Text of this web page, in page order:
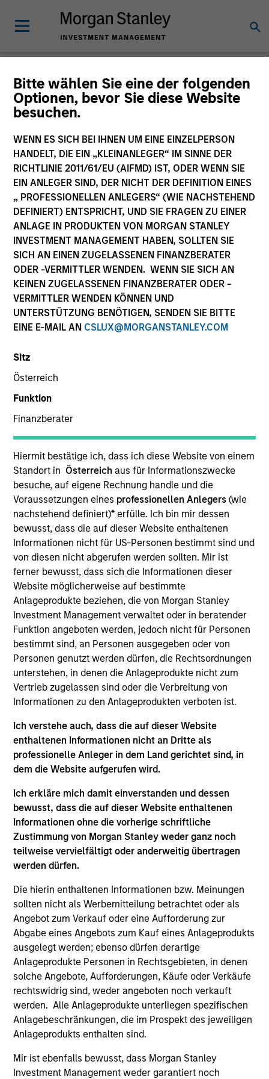
Bitte wählen Sie eine der folgenden
Optionen, bevor Sie diese Website
besuchen.
WENN ES SICH BEI IHNEN UM EINE EINZELPERSON
HANDELT, DIE EIN „KLEINANLEGER“ IM SINNE DER
RICHTLINIE 2011/61/EU (AIFMD) IST, ODER WENN SIE
EIN ANLEGER SIND, DER NICHT DER DEFINITION EINES
„ PROFESSIONELLEN ANLEGERS“ (WIE NACHSTEHEND
DEFINIERT) ENTSPRICHT, UND SIE FRAGEN ZU EINER
ANLAGE IN PRODUKTEN VON MORGAN STANLEY
INVESTMENT MANAGEMENT HABEN, SOLLTEN SIE
SICH AN EINEN ZUGELASSENEN FINANZBERATER
ODER -VERMITTLER WENDEN. WENN SIE SICH AN
KEINEN ZUGELASSENEN FINANZBERATER ODER -
VERMITTLER WENDEN KÖNNEN UND
UNTERSTÜTZUNG BENÖTIGEN, SENDEN SIE BITTE
EINE E-MAIL AN CSLUX@MORGANSTANLEY.COM
Sitz
Österreich
Funktion
Finanzberater
Hiermit bestätige ich, dass ich diese Website von einem
Standort in Österreich aus für Informationszwecke
besuche, auf eigene Rechnung handle und die
Voraussetzungen eines professionellen Anlegers(wie
nachstehend definiert)* erfülle. Ich bin mir dessen
bewusst, dass die auf dieser Website enthaltenen
Informationen nicht für US-Personen bestimmt sind und
von diesen nicht abgerufen werden sollten. Mir ist
ferner bewusst, dass sich die Informationen dieser
Website möglicherweise auf bestimmte
Anlageprodukte beziehen, die von Morgan Stanley
Investment Management verwaltet oder in beratender
Funktion angeboten werden, jedoch nicht für Personen
bestimmt sind, an Personen ausgegeben oder von
Personen genutzt werden dürfen, die Rechtsordnungen
unterstehen, in denen die Anlageprodukte nicht zum
Vertrieb zugelassen sind oder die Verbreitung von
Informationen zu den Anlageprodukten verboten ist.
Ich verstehe auch, dass die auf dieser Website
enthaltenen Informationen nicht an Dritte als
professionelle Anleger in dem Land gerichtet sind, in
dem die Website aufgerufen wird.
Ich erkläre mich damit einverstanden und dessen
bewusst, dass die auf dieser Website enthaltenen
Informationen ohne die vorherige schriftliche
Zustimmung von Morgan Stanley weder ganz noch
teilweise vervielfältigt oder anderweitig übertragen
werden dürfen.
Die hierin enthaltenen Informationen bzw. Meinungen
sollten nicht als Werbemitteilung betrachtet oder als
Angebot zum Verkauf oder eine Aufforderung zur
Abgabe eines Angebots zum Kauf eines Anlageprodukts
ausgelegt werden; ebenso dürfen derartige
Anlageprodukte Personen in Rechtsgebieten, in denen
solche Angebote, Aufforderungen, Käufe oder Verkäufe
rechtswidrig sind, weder angeboten noch verkauft
werden. Alle Anlageprodukte unterliegen spezifischen
Anlagebeschränkungen, die im Prospekt des jeweiligen
Anlageprodukts enthalten sind.
Mir ist ebenfalls bewusst, dass Morgan Stanley
Investment Management weder garantiert noch
Morgan Stanley
Investment Funds
Änderung des Fondsvehikels
Dieses Dokument ist ein Marketingdokument.
Die Wertentwicklung in der Vergangenheit ist kein
verlässlicher Indikator für die künftige Wertentwicklung.
Die Rendite kann infolge von Währungsschwankungen
steigen oder sinken. Alle Performanceangaben werden auf
Basis der Nettoinventarwerte (NIW) berechnet. Alle
Stanley Investment Management.
Klicken Sie auf den Fondsnamen, um Informationen über
die Renditen des Kalenderjahres zu erhalten.
*Basiswährung des Fonds
Dieses Material enthält Informationen über die Teilfonds
von Morgan Stanley Investment Funds, einer in Luxemburg
ansässigen SICAV (Société d’Investissement à Capital
Variable). (die „Gesellschaft“), die im Großherzogtum
Luxemburg als Organismus für gemeinsame Anlagen
gemäß Teil 1 des Gesetzes vom 17. Dezember 2010 in
seiner geänderten Fassung registriert ist. Die Gesellschaft
ist ein Organismus für gemeinsame Anlagen in
Wertpapieren („OGAW“).
Anträge auf Anteile an den Teilfonds sollten erst gestellt
werden, wenn der aktuelle Verkaufsprospekt, das Key
Information Document („KID“) oder das Key Investor
Information Document („KIID“), der Jahres- und
Halbjahresbericht („Angebotsunterlagen“) oder andere
Dokumente, die in Ihrer Nähe online unter
https://www.morganstanley.com/im/msinvf/index.html
verfügbar sind oder kostenlos beim Geschäftssitz von
Morgan Stanley Investment Funds, European Bank and
Senningerberg, R.C.S. Luxemburg B 29 192, erhältlich.
Informationen in Bezug auf Nachhaltigkeitsaspekte des
Fonds und die Zusammenfassung der Anlegerrechte
finden Sie auf der oben erwähnten Webseite.
Italienische Anleger sollten darüber hinaus das
„Erweiterte Zeichnungsformular“ und alle Anleger aus
Hongkong den Abschnitt „Zusätzliche Informationen für
Anleger aus Hongkong“ im Verkaufsprospekt beachten.
Deutschsprachige Exemplare des Verkaufsprospekts, des
KID oder des KIID, der Statuten der Gesellschaft und der
Jahres- und Halbjahresberichte sowie zusätzliche
Informationen sind kostenlos bei der Schweizer Vertretung
Services S.A., 11, rue du Général-Dufour, 1204 Genf,
Schweiz. Die Schweizer Zahlstelle ist Banque Cantonale
de Genève, 17, quai de l’Ile, 1204 Genf, Schweiz.
Beendet die Verwaltungsgesellschaft des entsprechenden
Fonds ihre Vereinbarung zur Vermarktung dieses Fonds in
einem Land des EWR, in dem dieser für den Verkauf
registriert ist, so geschieht dies in Übereinstimmung mit
den OGAW-Vorschriften.
Mit dem Fonds verbundene Begriffe und
Begriffsbestimmungen können Sie unserer Seite mit
demGlossarentnehmen.
Nettoinventarwerte (NAV) und abzüglich Gebühren
berechnet. Provisionen und Kosten, die bei der Ausgabe